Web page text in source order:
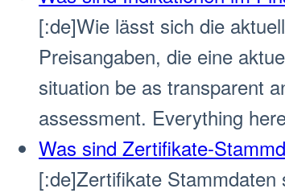
[:de]Wie lässt sich die
Preisangaben, die eine
situation be as transparent
assessment. Everything
Was sind Zertifikate-
[:de]Zertifikate Stammdaten